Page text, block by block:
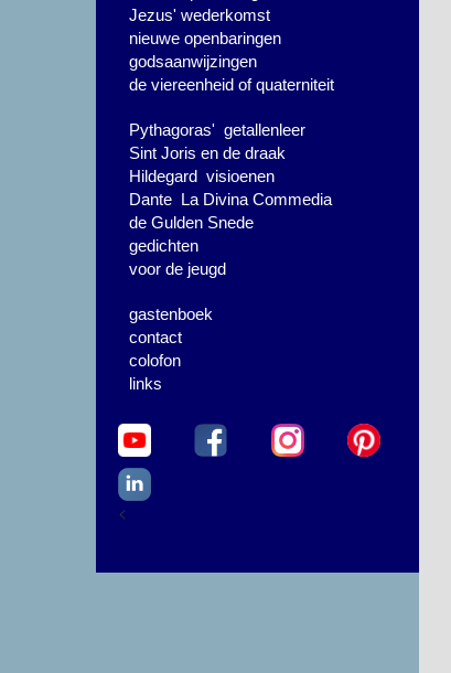
Jezus' wederkomst
nieuwe openbaringen
godsaanwijzingen
de viereenheid of quaterniteit
Pythagoras' getallenleer
Sint Joris en de draak
Hildegard visioenen
Dante La Divina Commedia
de Gulden Snede
gedichten
voor de jeugd
gastenboek
contact
colofon
links
<